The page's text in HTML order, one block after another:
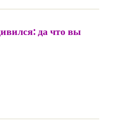
да что вы